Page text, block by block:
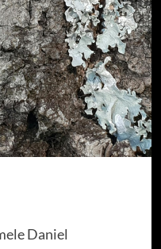
Daniel